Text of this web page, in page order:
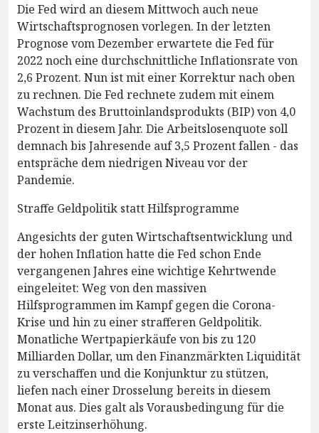
Die Fed wird an diesem Mittwoch auch neue
Wirtschaftsprognosen vorlegen. In der letzten
Prognose vom Dezember erwartete die Fed für
2022 noch eine durchschnittliche Inflationsrate von
2,6 Prozent. Nun ist mit einer Korrektur nach oben
zu rechnen. Die Fed rechnete zudem mit einem
Wachstum des Bruttoinlandsprodukts (BIP) von 4,0
Prozent in diesem Jahr. Die Arbeitslosenquote soll
demnach bis Jahresende auf 3,5 Prozent fallen - das
entspräche dem niedrigen Niveau vor der
Pandemie.
Straffe Geldpolitik statt Hilfsprogramme
Angesichts der guten Wirtschaftsentwicklung und
der hohen Inflation hatte die Fed schon Ende
vergangenen Jahres eine wichtige Kehrtwende
eingeleitet: Weg von den massiven
Hilfsprogrammen im Kampf gegen die Corona-
Krise und hin zu einer strafferen Geldpolitik.
Monatliche Wertpapierkäufe von bis zu 120
Milliarden Dollar, um den Finanzmärkten Liquidität
zu verschaffen und die Konjunktur zu stützen,
liefen nach einer Drosselung bereits in diesem
Monat aus. Dies galt als Vorausbedingung für die
erste Leitzinserhöhung.